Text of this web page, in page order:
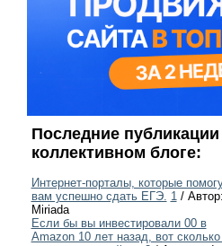
Последние публикации
коллективном блоге:
Интернет-порталы, которые
вам успешно сдать ЕГЭ. 1/ Автор:
Miriada
Если бы вы инвестировали 00 в
Amazon 10 лет назад, вот